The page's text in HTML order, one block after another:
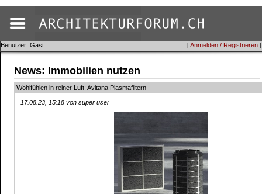
[Anmelden / Registrieren ]
Benutzer: Gast
News: Immobilien nutzen
Wohlfühlen in reiner Luft: Avitana Plasmafiltern
17.08.23, 15:18 von super user